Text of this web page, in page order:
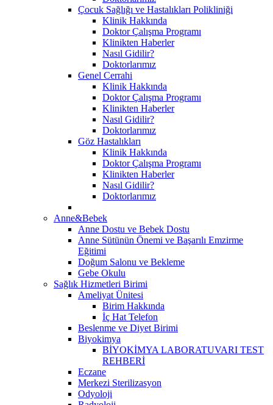
Çocuk Sağlığı ve Hastalıkları Polikliniği
Klinik Hakkında
Doktor Çalışma Programı
Klinikten Haberler
Nasıl Gidilir?
Doktorlarımız
Genel Cerrahi
Klinik Hakkında
Doktor Çalışma Programı
Klinikten Haberler
Nasıl Gidilir?
Doktorlarımız
Göz Hastalıkları
Klinik Hakkında
Doktor Çalışma Programı
Klinikten Haberler
Nasıl Gidilir?
Doktorlarımız
Anne&Bebek
Anne Dostu ve Bebek Dostu
Anne Sütünün Önemi ve Başarılı Emzirme
Eğitimi
Doğum Salonu ve Bekleme
Gebe Okulu
Sağlık Hizmetleri Birimi
Ameliyat Ünitesi
Birim Hakkında
İç Hat Telefon
Beslenme ve Diyet Birimi
Biyokimya
BİYOKİMYA LABORATUVARI TEST
REHBERİ
Eczane
Merkezi Sterilizasyon
Odyoloji